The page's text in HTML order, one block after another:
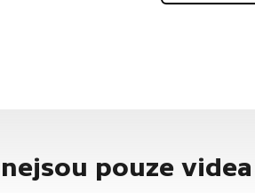
nejsou pouze videa